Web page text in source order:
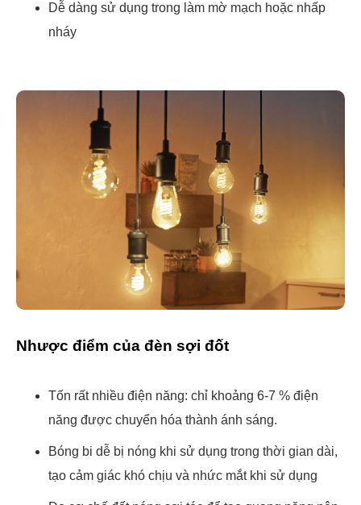
Dễ dàng sử dụng trong làm mờ mạch hoặc nhấp
nháy
Nhược điểm của đèn sợi đốt
Tốn rất nhiều điện năng: chỉ khoảng 6-7 % điện
năng được chuyển hóa thành ánh sáng.
Bóng bi dễ bị nóng khi sử dụng trong thời gian dài,
tạo cảm giác khó chịu và nhức mắt khi sử dụng